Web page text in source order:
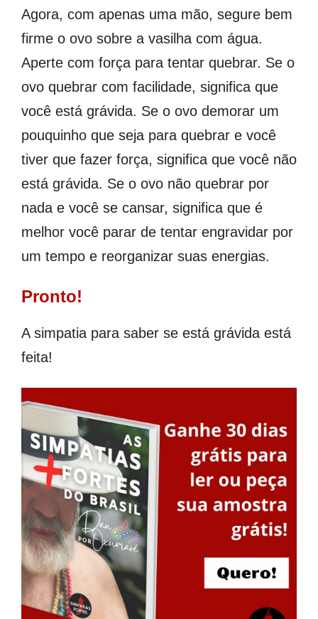
Agora, com apenas uma mão, segure bem
firme o ovo sobre a vasilha com água.
Aperte com força para tentar quebrar. Se o
ovo quebrar com facilidade, significa que
você está grávida. Se o ovo demorar um
pouquinho que seja para quebrar e você
tiver que fazer força, significa que você não
está grávida. Se o ovo não quebrar por
nada e você se cansar, significa que é
melhor você parar de tentar engravidar por
um tempo e reorganizar suas energias.
Pronto!
A simpatia para saber se está grávida está
feita!